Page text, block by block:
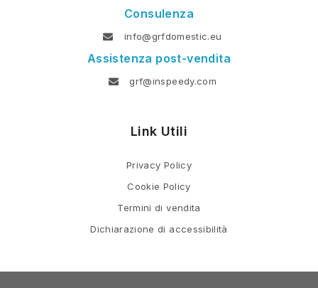
Consulenza
info@grfdomestic.eu
Assistenza post-vendita
grf@inspeedy.com
Link Utili
Privacy Policy
Cookie Policy
Termini di vendita
Dichiarazione di accessibilità